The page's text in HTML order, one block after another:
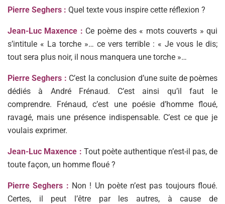
Pierre Seghers : Quel texte vous inspire cette réflexion ?
Jean-Luc Maxence : Ce poème des « mots couverts » qui
s’intitule « La torche »… ce vers terrible : « Je vous le dis;
tout sera plus noir, il nous manquera une torche »…
Pierre Seghers : C’est la conclusion d’une suite de poèmes
dédiés à André Frénaud. C’est ainsi qu’il faut le
comprendre. Frénaud, c’est une poésie d’homme floué,
ravagé, mais une présence indispensable. C’est ce que je
voulais exprimer.
Jean-Luc Maxence : Tout poète authentique n’est-il pas, de
toute façon, un homme floué ?
Pierre Seghers : Non ! Un poète n’est pas toujours floué.
Certes, il peut l’être par les autres, à cause de